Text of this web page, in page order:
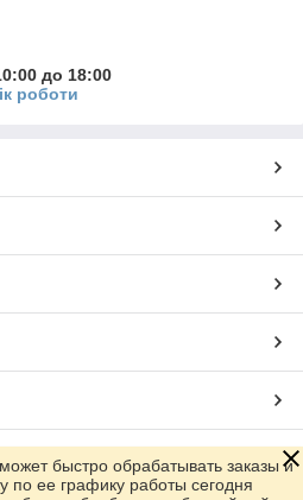
до 18:00
роботи
Prom.ua
быстро обрабатывать заказы и
по ее графику работы сегодня